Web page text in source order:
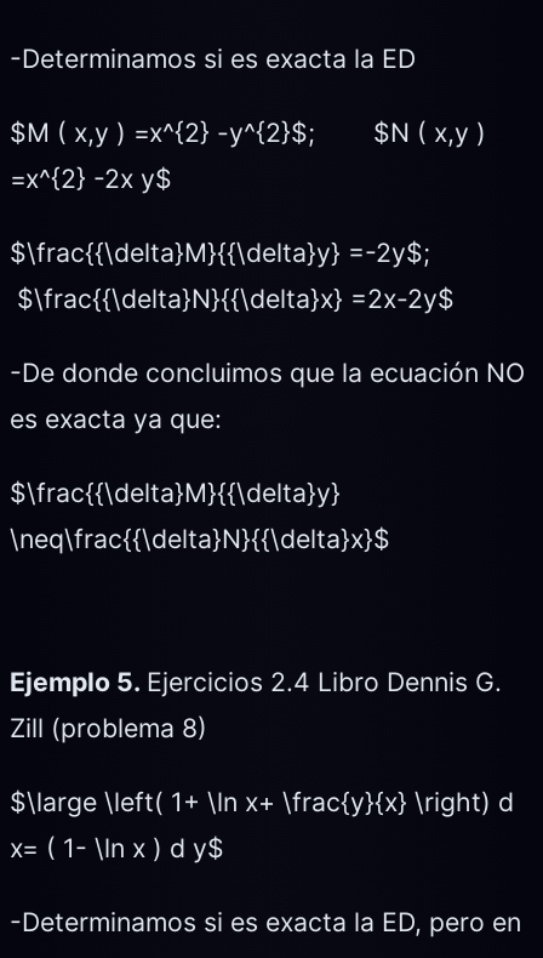
-Determinamos si es exacta la ED
$M ( x,y ) =x^{2} -y^{2}$; $N ( x,y )
=x^{2} -2x y$
$\frac{{\delta}M}{{\delta}y} =-2y$;
$\frac{{\delta}N}{{\delta}x} =2x-2y$
-De donde concluimos que la ecuación NO
es exacta ya que:
$\frac{{\delta}M}{{\delta}y}
\neq\frac{{\delta}N}{{\delta}x}$
Ejemplo 5. Ejercicios 2.4 Libro Dennis G.
Zill (problema 8)
$\large \left( 1+ \ln x+ \frac{y}{x} \right) d
x= ( 1- \ln x ) d y$
-Determinamos si es exacta la ED, pero en